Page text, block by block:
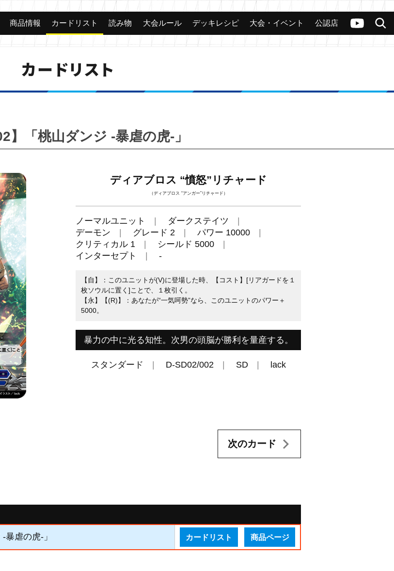
ヴァンガードch
検索
カード 大会 公認店舗 その他
商品情報 カードリスト 読み物 大会ルール デッキレシピ 大会・イベント 公認店
カードリスト
】「桃山ダンジ -暴虐の虎-」
ディアブロス “憤怒”リチャード
（ディアブロス “アンガー”リチャード）
ノーマルユニット
ダークステイツ
デーモン
グレード 2
パワー 10000
クリティカル 1
シールド 5000
インターセプト
-
【自】：このユニットが(V)に登場した時、【コスト】[リアガードを１
枚ソウルに置く]ことで、１枚引く。
【永】【(R)】：あなたが“一気呵勢”なら、このユニットのパワー＋
5000。
暴力の中に光る知性。次男の頭脳が勝利を量産する。
スタンダード D-SD02/002 SD lack
次のカード
暴虐の虎-」 カードリスト 商品ページ